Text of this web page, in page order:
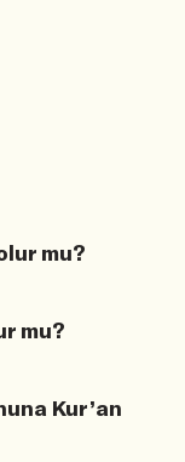
mu?
mu?
Kur’an